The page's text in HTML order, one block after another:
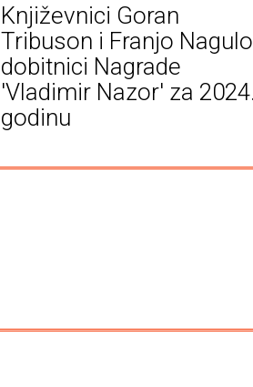
Književnici Goran
Tribuson i Franjo
dobitnici Nagrade
'Vladimir Nazor' za 2024.
godinu